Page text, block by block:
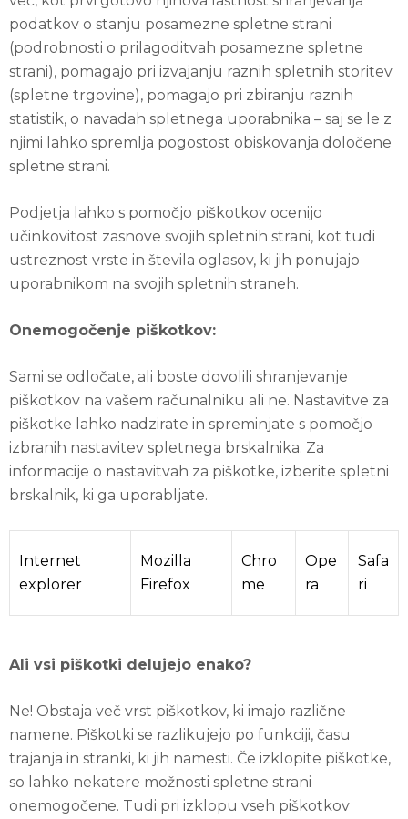
podatkov o stanju posamezne spletne strani
(podrobnosti o prilagoditvah posamezne spletne
strani), pomagajo pri izvajanju raznih spletnih storitev
(spletne trgovine), pomagajo pri zbiranju raznih
statistik, o navadah spletnega uporabnika – saj se le z
njimi lahko spremlja pogostost obiskovanja določene
spletne strani.
Podjetja lahko s pomočjo piškotkov ocenijo
učinkovitost zasnove svojih spletnih strani, kot tudi
ustreznost vrste in števila oglasov, ki jih ponujajo
uporabnikom na svojih spletnih straneh.
Onemogočenje piškotkov:
Sami se odločate, ali boste dovolili shranjevanje
piškotkov na vašem računalniku ali ne. Nastavitve za
piškotke lahko nadzirate in spreminjate s pomočjo
izbranih nastavitev spletnega brskalnika. Za
informacije o nastavitvah za piškotke, izberite spletni
brskalnik, ki ga uporabljate.
Internet
explorer
Mozilla
Firefox
Chro
me
Ope
ra
Safa
ri
Ali vsi piškotki delujejo enako?
Ne! Obstaja več vrst piškotkov, ki imajo različne
namene. Piškotki se razlikujejo po funkciji, času
trajanja in stranki, ki jih namesti. Če izklopite piškotke,
so lahko nekatere možnosti spletne strani
onemogočene. Tudi pri izklopu vseh piškotkov